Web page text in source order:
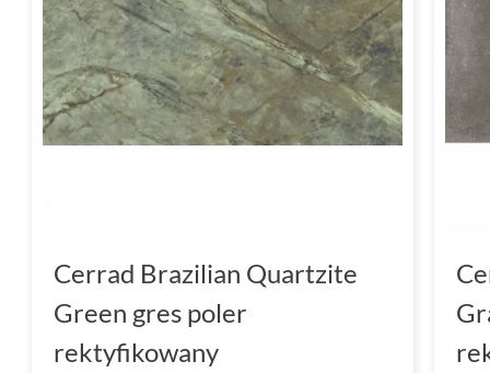
Cerrad Brazilian Quartzite
Green gres poler
rektyfikowany